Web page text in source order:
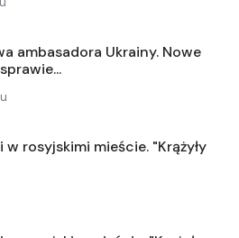
ambasadora Ukrainy. Nowe
w rosyjskimi mieście. "Krążyły